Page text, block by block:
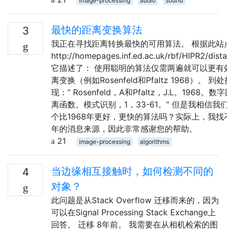
3 最快的距离变换算法
我正在寻找距离转换最快的可用算法。 根据此站
http://homepages.inf.ed.ac.uk/rbf/HIPR2/
它描述了： 使用聪明的算法仅需两遍就可以更有
离变换（例如Rosenfeld和Pfaltz 1968）。 到处
现：“ Rosenfeld，A和Pfaltz，J.L。1968。数字
离函数。模式识别，1，33-61。” 但是我相信我
个比1968年更好，更快的算法吗？实际上，我找
年的消息来源，因此非常感谢您的帮助。
21
image-processing algorithms
4
当边缘相互接触时，如何检测不同的
对象？
此问题是从Stack Overflow 迁移而来的，因为
可以在Signal Processing Stack Exchange上
回答。 迁移 8年前。 我需要在从相机检索的图